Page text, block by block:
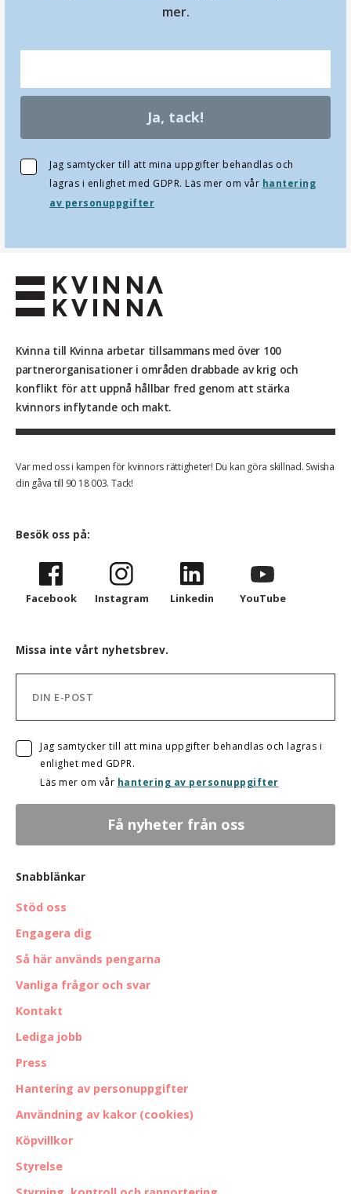
mer.
Jag samtycker till att mina uppgifter behandlas och
lagras i enlighet med GDPR. Läs mer om vår hantering
av personuppgifter
Kvinna till Kvinna arbetar tillsammans med över 100
partnerorganisationer i områden drabbade av krig och
konflikt för att uppnå hållbar fred genom att stärka
kvinnors inflytande och makt.
Var med oss i kampen för kvinnors rättigheter! Du kan göra skillnad. Swisha
din gåva till 90 18 003. Tack!
Besök oss på:
Facebook Instagram Linkedin YouTube
Missa inte vårt nyhetsbrev.
Jag samtycker till att mina uppgifter behandlas och lagras i
enlighet med GDPR.
Läs mer om vår hantering av personuppgifter
Snabblänkar
Stöd oss
Engagera dig
Så här används pengarna
Vanliga frågor och svar
Kontakt
Lediga jobb
Press
Hantering av personuppgifter
Användning av kakor (cookies)
Köpvillkor
Styrelse